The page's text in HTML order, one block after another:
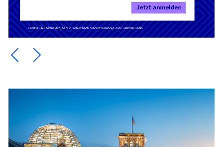
Ein Element zurück blättern
Ein Element weiter blättern